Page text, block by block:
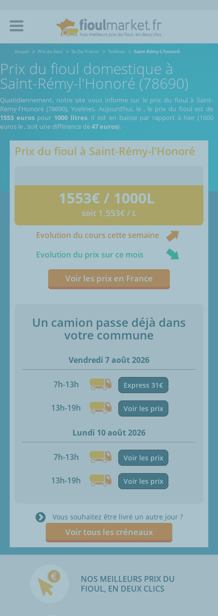
Accueil Prix du fioul île-De-France Yvelines Saint-Rémy-L'honoré
Prix du fioul domestique à
Saint-Rémy-l'Honoré (78690)
Quotidiennement, notre site vous informe sur le prix du fioul à Saint-
Rémy-l'Honoré (78690), Yvelines. Aujourd’hui, le , le prix du fioul est de
1553 eurospour 1000 litres. Il est en baisse par rapport à hier (1600
euros le , soit une différence de47 euros).
Prix du fioul à Saint-Rémy-l'Honoré
1553€ / 1000L
soit 1,553€ / L
Evolution du cours cette semaine
Evolution du prix sur ce mois
Voir les prix en France
Un camion passe déjà dans
votre commune
Vendredi 7 août 2026
7h-13h Express 31€
13h-19h Voir les prix
Lundi 10 août 2026
7h-13h Voir les prix
13h-19h Voir les prix
Vous souhaitez être livré un autre jour ?
Voir tous les créneaux
NOS MEILLEURS PRIX DU
FIOUL, EN DEUX CLICS